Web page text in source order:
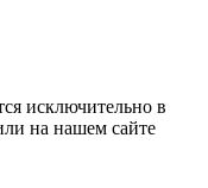
исключительно в
на нашем сайте